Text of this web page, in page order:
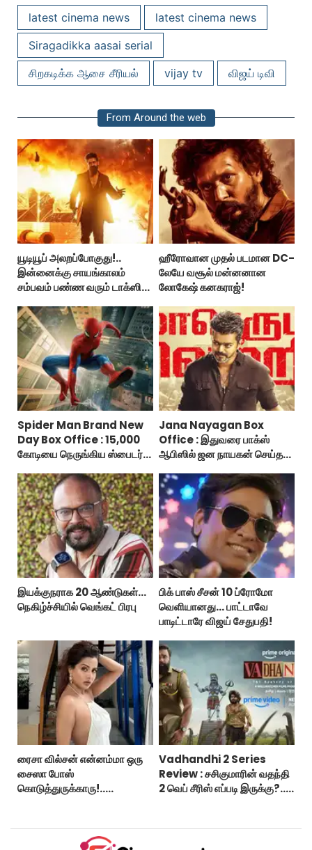
latest cinema news
latest cinema news
Siragadikka aasai serial
சிறகடிக்க ஆசை சீரியல்
vijay tv விஜய் டிவி
From Around the web
யூடியூப் அலறப்போகுது!..
இன்னைக்கு சாயங்காலம்
சம்பவம் பண்ண வரும் டாக்ஸிக்
ஹீரோவான முதல் படமான DC-
லேயே வசூல் மன்னனான
லோகேஷ் கனகராஜ்!
Spider Man Brand New
Day Box Office : 15,000
கோடியை நெருங்கிய ஸ்பைடர்
Jana Nayagan Box
Office : இதுவரை பாக்ஸ்
ஆபிஸில் ஜன நாயகன் செய்த
இயக்குநராக 20 ஆண்டுகள்...
நெகிழ்ச்சியில் வெங்கட் பிரபு
பிக் பாஸ் சீசன் 10 ப்ரோமோ
வெளியானது... பாட்டாவே
பாடிட்டாரே விஜய் சேதுபதி!
ரைசா வில்சன் என்னம்மா ஒரு
சைஸா போஸ்
கொடுத்துருக்காரு!..
Vadhandhi 2 Series
Review : சசிகுமாரின் வதந்தி
2 வெப் சீரிஸ் எப்படி இருக்கு?...